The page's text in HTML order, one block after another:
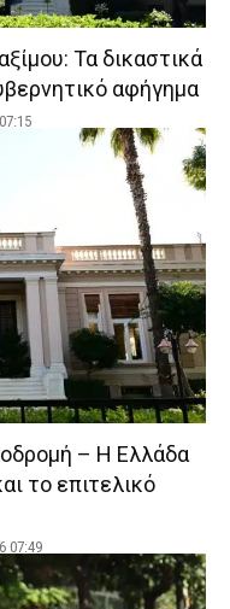
Τα δικαστικά
αφήγημα
– Η Ελλάδα
το επιτελικό
07:49